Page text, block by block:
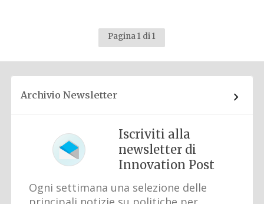
Pagina 1 di 1
Archivio Newsletter
Iscriviti alla
newsletter di
Innovation Post
Ogni settimana una selezione delle